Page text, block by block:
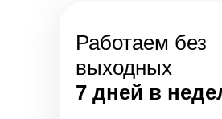
Работаем без
выходных
7 дней в